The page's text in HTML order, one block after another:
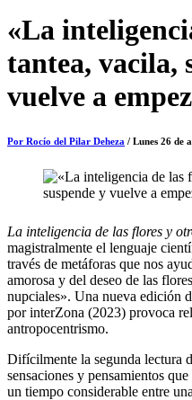
«La
tantea, vacila,
vuelve a
Por Rocío del Pilar Deheza / Lunes 26 de
La inteligencia de las flores y
magistralmente el lenguaje
través de metáforas que nos
amorosa y del deseo de las
nupciales». Una nueva edición
por interZona (2023) provoca
antropocentrismo.
Difícilmente la segunda lectura
sensaciones y pensamientos
un tiempo considerable entre